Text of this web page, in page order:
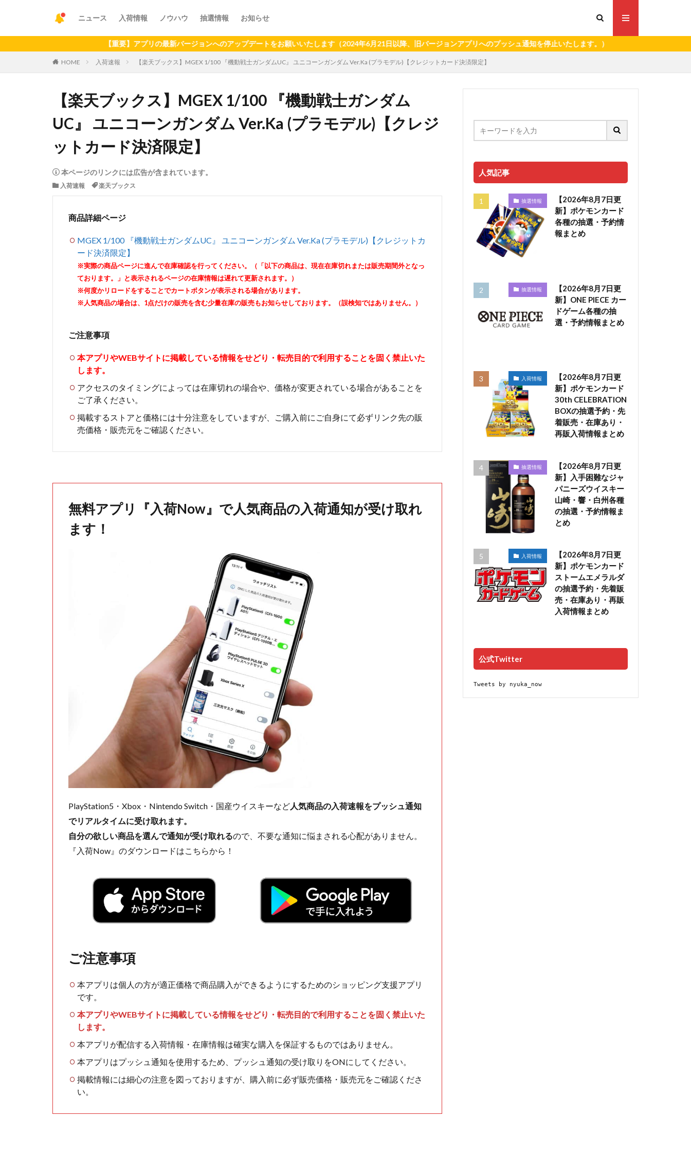
ニュース 入荷情報 ノウハウ 抽選情報 お知らせ
【重要】アプリの最新バージョンへのアップデートをお願いいたします（2024年6月21日以降、旧バージョンアプリへのプッシュ通知を停止いたします。）
HOME 入荷速報 【楽天ブックス】MGEX 1/100 『機動戦士ガンダムUC』 ユニコーンガンダム Ver.Ka (プラモデル)【クレジットカード決済限定】
【楽天ブックス】MGEX 1/100 『機動戦士ガンダム
UC』 ユニコーンガンダム Ver.Ka (プラモデル)【クレジ
ットカード決済限定】
本ページのリンクには広告が含まれています。
入荷速報 楽天ブックス
商品詳細ページ
MGEX 1/100 『機動戦士ガンダムUC』 ユニコーンガンダム Ver.Ka (プラモデル)【クレジットカ
ード決済限定】
※実際の商品ページに進んで在庫確認を行ってください。（「以下の商品は、現在在庫切れまたは販売期間外となっ
ております。」と表示されるページの在庫情報は遅れて更新されます。）
※何度かリロードをすることでカートボタンが表示される場合があります。
※人気商品の場合は、1点だけの販売を含む少量在庫の販売もお知らせしております。（誤検知ではありません。）
ご注意事項
本アプリやWEBサイトに掲載している情報をせどり・転売目的で利用することを固く禁止いた
します。
アクセスのタイミングによっては在庫切れの場合や、価格が変更されている場合があることを
ご了承ください。
掲載するストアと価格には十分注意をしていますが、ご購入前にご自身にて必ずリンク先の販
売価格・販売元をご確認ください。
無料アプリ『入荷Now』で人気商品の入荷通知が受け取れ
ます！
PlayStation5・Xbox・Nintendo Switch・国産ウイスキーなど人気商品の入荷速報をプッシュ通知
でリアルタイムに受け取れます。
自分の欲しい商品を選んで通知が受け取れるので、不要な通知に悩まされる心配がありません。
『入荷Now』のダウンロードはこちらから！
ご注意事項
本アプリは個人の方が適正価格で商品購入ができるようにするためのショッピング支援アプリ
です。
本アプリやWEBサイトに掲載している情報をせどり・転売目的で利用することを固く禁止いた
します。
本アプリが配信する入荷情報・在庫情報は確実な購入を保証するものではありません。
本アプリはプッシュ通知を使用するため、プッシュ通知の受け取りをONにしてください。
掲載情報には細心の注意を図っておりますが、購入前に必ず販売価格・販売元をご確認くださ
い。
人気記事
抽選情報
【2026年8月7日更
新】ポケモンカード
各種の抽選・予約情
報まとめ
抽選情報
【2026年8月7日更
新】ONE PIECE カー
ドゲーム各種の抽
選・予約情報まとめ
入荷情報
【2026年8月7日更
新】ポケモンカード
30th CELEBRATION
BOXの抽選予約・先
着販売・在庫あり・
再販入荷情報まとめ
抽選情報
【2026年8月7日更
新】入手困難なジャ
パニーズウイスキー
山崎・響・白州各種
の抽選・予約情報ま
とめ
入荷情報
【2026年8月7日更
新】ポケモンカード
ストームエメラルダ
の抽選予約・先着販
売・在庫あり・再販
入荷情報まとめ
公式Twitter
Tweets by nyuka_now